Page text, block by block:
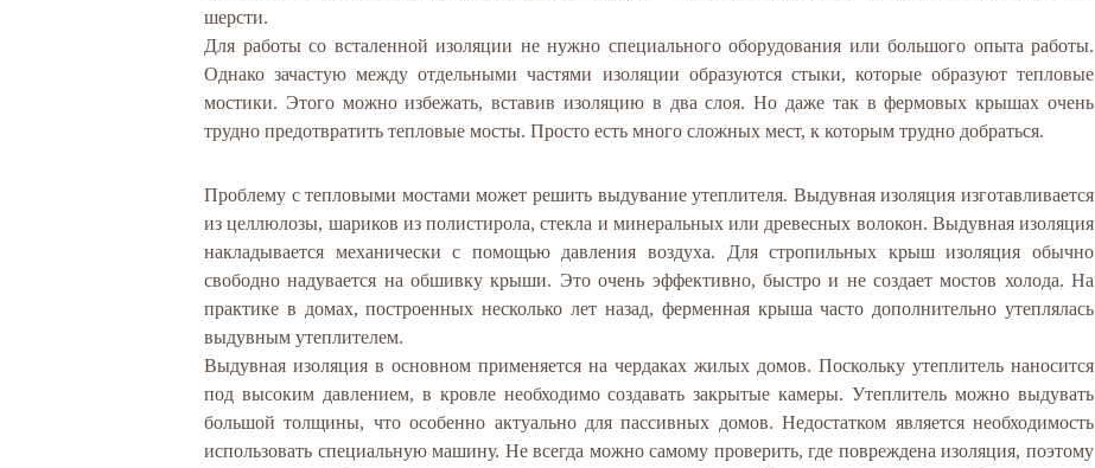
шерсти.
Для работы со всталенной изоляции не нужно специального оборудования или большого опыта работы.
Однако зачастую между отдельными частями изоляции образуются стыки, которые образуют тепловые
мостики. Этого можно избежать, вставив изоляцию в два слоя. Но даже так в фермовых крышах очень
трудно предотвратить тепловые мосты. Просто есть много сложных мест, к которым трудно добраться.
Проблему с тепловыми мостами может решить выдувание утеплителя. Выдувная изоляция изготавливается
из целлюлозы, шариков из полистирола, стекла и минеральных или древесных волокон. Выдувная изоляция
накладывается механически с помощью давления воздуха. Для стропильных крыш изоляция обычно
свободно надувается на обшивку крыши. Это очень эффективно, быстро и не создает мостов холода. На
практике в домах, построенных несколько лет назад, ферменная крыша часто дополнительно утеплялась
выдувным утеплителем.
Выдувная изоляция в основном применяется на чердаках жилых домов. Поскольку утеплитель наносится
под высоким давлением, в кровле необходимо создавать закрытые камеры. Утеплитель можно выдувать
большой толщины, что особенно актуально для пассивных домов. Недостатком является необходимость
использовать специальную машину. Не всегда можно самому проверить, где повреждена изоляция, поэтому